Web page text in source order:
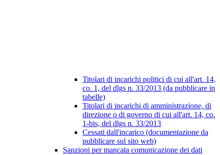
Titolari di incarichi politici di cui all'art. 14,
co. 1, del dlgs n. 33/2013 (da pubblicare in
tabelle)
Titolari di incarichi di amministrazione, di
direzione o di governo di cui all'art. 14, co.
1-bis, del dlgs n. 33/2013
Cessati dall'incarico (documentazione da
pubblicare sul sito web)
Sanzioni per mancata comunicazione dei dati